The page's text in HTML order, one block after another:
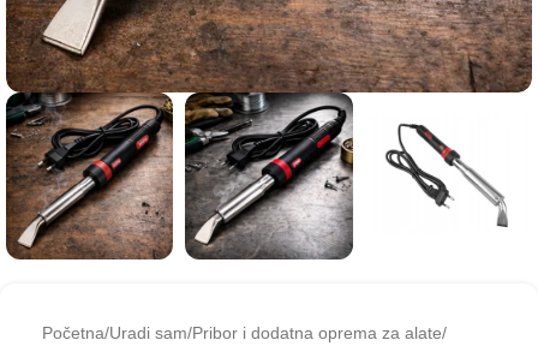
Početna Uradi sam Pribor i dodatna oprema za alate